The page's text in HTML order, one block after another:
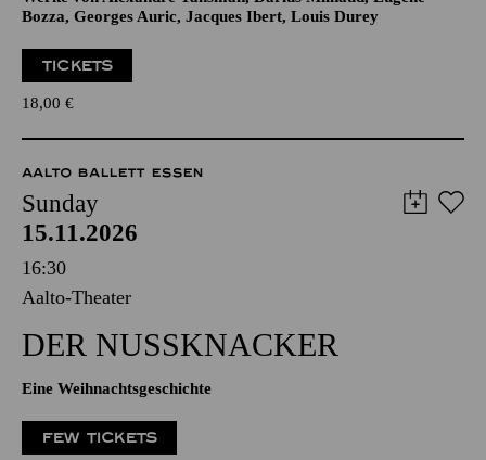
Bozza, Georges Auric, Jacques Ibert, Louis Durey
TICKETS
18,00 €
AALTO BALLETT ESSEN
Sunday
15.11.2026
16:30
Aalto-Theater
DER NUSSKNACKER
Eine Weihnachtsgeschichte
FEW TICKETS